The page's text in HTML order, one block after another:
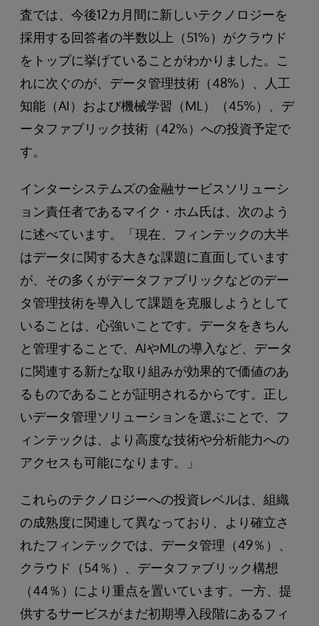
査では、今後12カ月間に新しいテクノロジーを
採用する回答者の半数以上（51%）がクラウド
をトップに挙げていることがわかりました。こ
れに次ぐのが、データ管理技術（48%）、人工
知能（AI）および機械学習（ML）（45%）、デ
ータファブリック技術（42%）への投資予定で
す。
インターシステムズの金融サービスソリューシ
ョン責任者であるマイク・ホム氏は、次のよう
に述べています。「現在、フィンテックの大半
はデータに関する大きな課題に直面しています
が、その多くがデータファブリックなどのデー
タ管理技術を導入して課題を克服しようとして
いることは、心強いことです。データをきちん
と管理することで、AIやMLの導入など、データ
に関連する新たな取り組みが効果的で価値のあ
るものであることが証明されるからです。正し
いデータ管理ソリューションを選ぶことで、フ
ィンテックは、より高度な技術や分析能力への
アクセスも可能になります。」
これらのテクノロジーへの投資レベルは、組織
の成熟度に関連して異なっており、より確立さ
れたフィンテックでは、データ管理（49％）、
クラウド（54％）、データファブリック構想
（44％）により重点を置いています。一方、提
供するサービスがまだ初期導入段階にあるフィ